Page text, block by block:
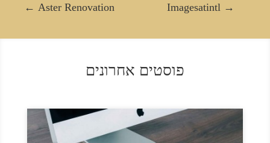
→
Imagesatintl
Aster Renovation
←
פוסטים אחרונים